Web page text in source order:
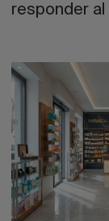
responder al